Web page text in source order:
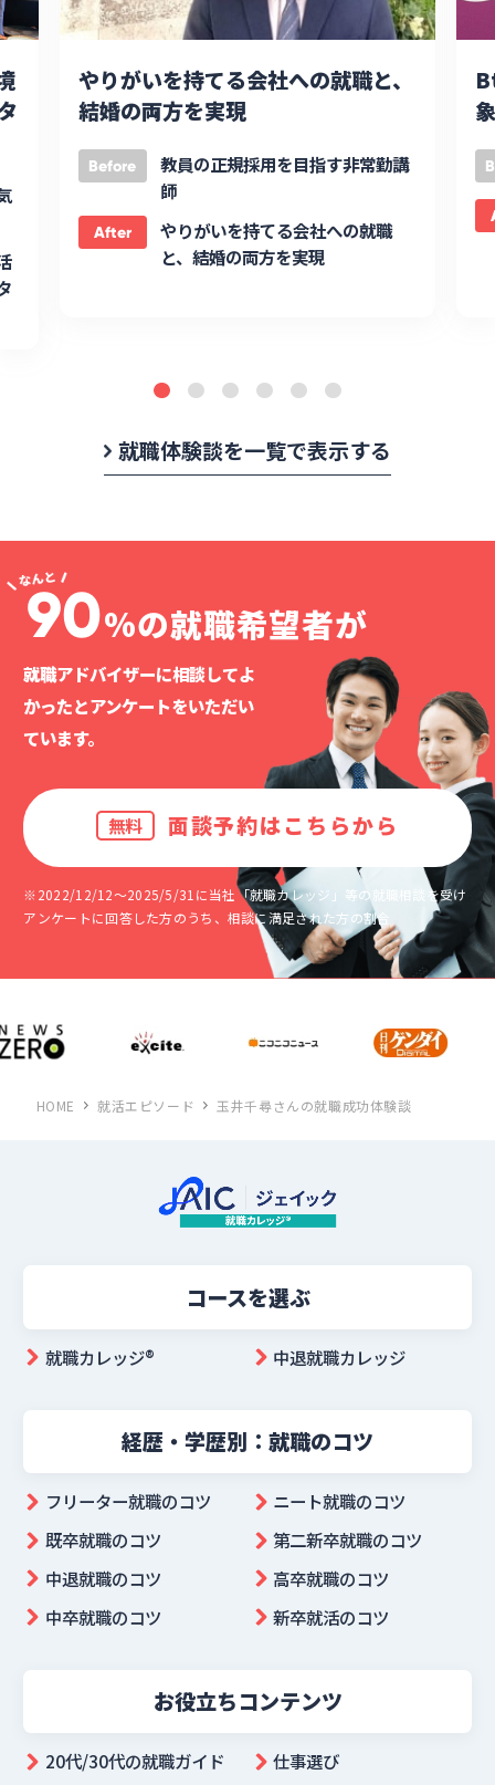
やりがいを持てる会社への就職と、
結婚の両方を実現
Before
教員の正規採用を目指す非常勤講
師
After
やりがいを持てる会社への就職
と、結婚の両方を実現
就職体験談を一覧で表示する
90%の就職希望者が
就職アドバイザーに相談してよ
かったとアンケートをいただい
ています。
無料 面談予約はこちらから
※2022/12/12～2025/5/31に当社「就職カレッジ」等の就職相談を受け
アンケートに回答した方のうち、相談に満足された方の割合
HOME 就活エピソード 玉井千尋さんの就職成功体験談
コースを選ぶ
就職カレッジ®︎ 中退就職カレッジ
経歴・学歴別：就職のコツ
フリーター就職のコツ
ニート就職のコツ
既卒就職のコツ
第二新卒就職のコツ
中退就職のコツ
高卒就職のコツ
中卒就職のコツ
新卒就活のコツ
お役立ちコンテンツ
20代/30代の就職ガイド
仕事選び